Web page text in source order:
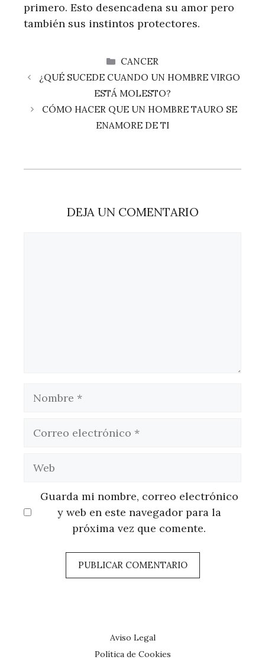
primero. Esto desencadena su amor pero
también sus instintos protectores.
CATEGORÍAS
CANCER
¿QUÉ SUCEDE CUANDO UN HOMBRE VIRGO
ESTÁ MOLESTO?
CÓMO HACER QUE UN HOMBRE TAURO SE
ENAMORE DE TI
DEJA UN COMENTARIO
Guarda mi nombre, correo electrónico
y web en este navegador para la
próxima vez que comente.
Aviso Legal
Política de Cookies